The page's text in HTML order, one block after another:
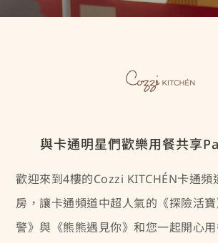
與卡通明星們歡樂用餐共享
歡迎來到4樓的Cozzi KITCHÉN卡通頻
房，讓卡通頻道中超人氣的《探險活
警》與《熊熊遇見你》和您一起開心